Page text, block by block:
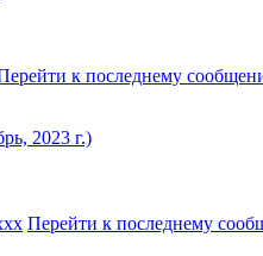
к последнему
2023 г.)
Перейти к последнему